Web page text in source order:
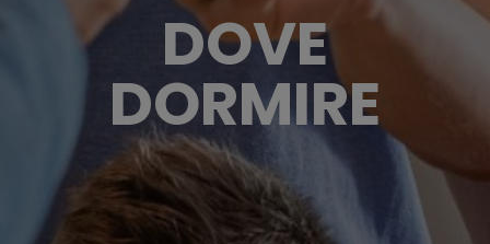
DOVE
DORMIRE